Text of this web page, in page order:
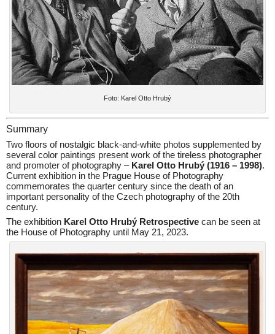
Foto: Karel Otto Hrubý
Summary
Two floors of nostalgic black-and-white photos supplemented by
several color paintings present work of the tireless photographer
and promoter of photography – Karel Otto Hrubý (1916 – 1998).
Current exhibition in the Prague House of Photography
commemorates the quarter century since the death of an
important personality of the Czech photography of the 20th
century.
The exhibition Karel Otto Hrubý Retrospective can be seen at
the House of Photography until May 21, 2023.